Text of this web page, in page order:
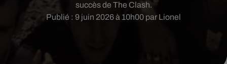
Publié : 9 juin 2026 à 10h00 par Lionel
succès de The Clash.